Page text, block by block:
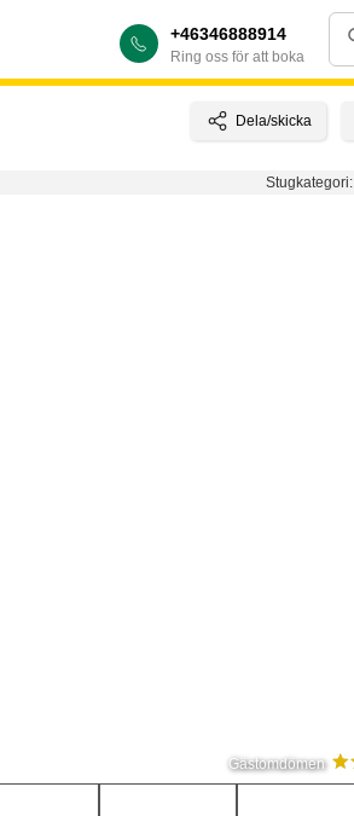
+46346888914
Ring oss för att boka
Stugkategori:
Gästomdömen